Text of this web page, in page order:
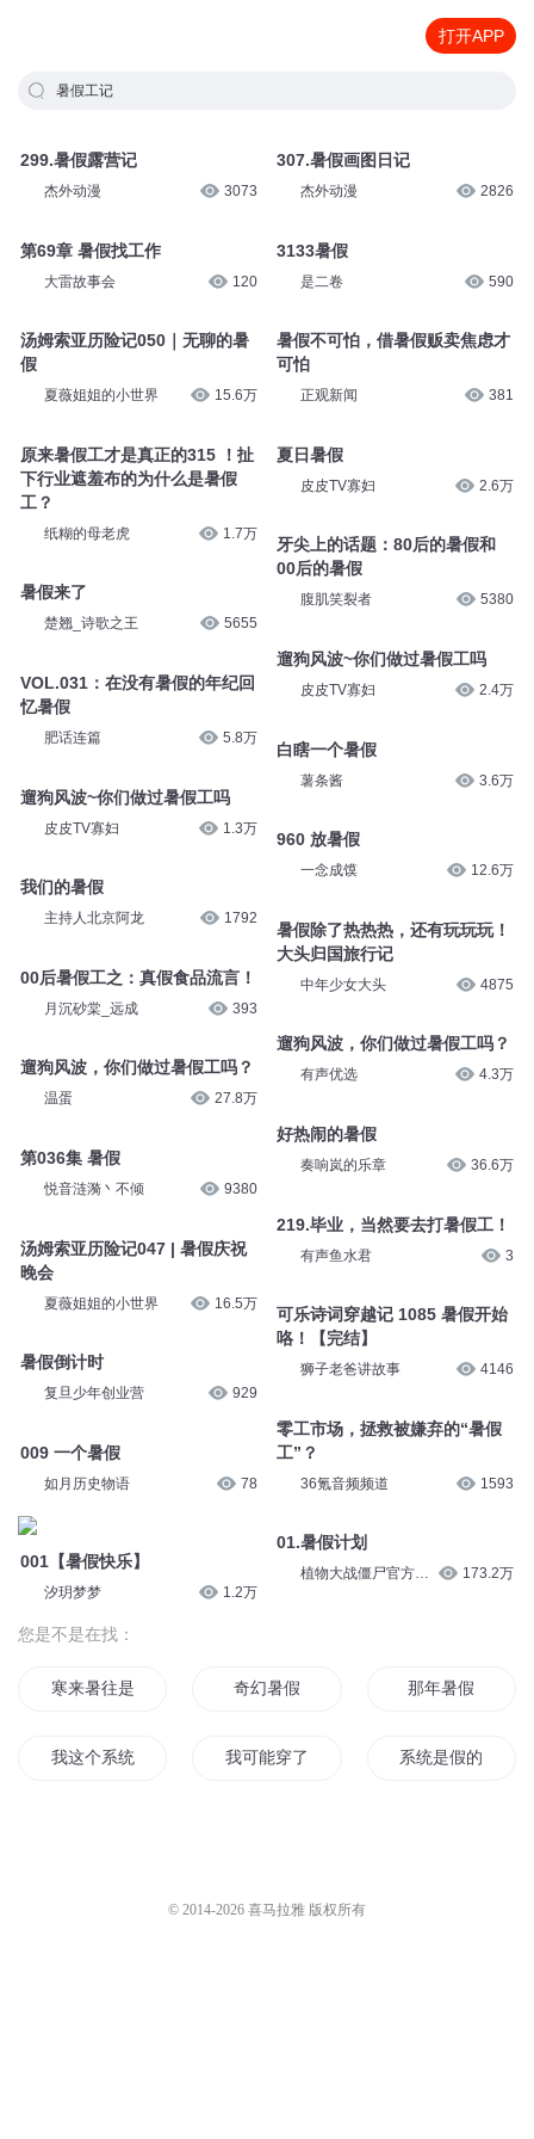
打开APP
暑假工记
299.暑假露营记
杰外动漫 3073
第69章 暑假找工作
大雷故事会 120
汤姆索亚历险记050｜无聊的暑
假
夏薇姐姐的小世界 15.6万
原来暑假工才是真正的315 ！扯
下行业遮羞布的为什么是暑假
工？
纸糊的母老虎 1.7万
暑假来了
楚翘_诗歌之王 5655
VOL.031：在没有暑假的年纪回
忆暑假
肥话连篇 5.8万
遛狗风波~你们做过暑假工吗
皮皮TV寡妇 1.3万
我们的暑假
主持人北京阿龙 1792
00后暑假工之：真假食品流言！
月沉砂棠_远成 393
遛狗风波，你们做过暑假工吗？
温蛋 27.8万
第036集 暑假
悦音涟漪丶不倾 9380
汤姆索亚历险记047 | 暑假庆祝
晚会
夏薇姐姐的小世界 16.5万
暑假倒计时
复旦少年创业营 929
009 一个暑假
如月历史物语 78
001【暑假快乐】
汐玥梦梦 1.2万
307.暑假画图日记
杰外动漫 2826
3133暑假
是二卷 590
暑假不可怕，借暑假贩卖焦虑才
可怕
正观新闻 381
夏日暑假
皮皮TV寡妇 2.6万
牙尖上的话题：80后的暑假和
00后的暑假
腹肌笑裂者 5380
遛狗风波~你们做过暑假工吗
皮皮TV寡妇 2.4万
白瞎一个暑假
薯条酱 3.6万
960 放暑假
一念成馍 12.6万
暑假除了热热热，还有玩玩玩！
大头归国旅行记
中年少女大头 4875
遛狗风波，你们做过暑假工吗？
有声优选 4.3万
好热闹的暑假
奏响岚的乐章 36.6万
219.毕业，当然要去打暑假工！
有声鱼水君 3
可乐诗词穿越记 1085 暑假开始
咯！【完结】
狮子老爸讲故事 4146
零工市场，拯救被嫌弃的“暑假
工”？
36氪音频频道 1593
01.暑假计划
植物大战僵尸官方频
173.2万
您是不是在找：
寒来暑往是今朝 奇幻暑假 那年暑假
我这个系统是假的吧 我可能穿了个假异界 系统是假的
© 2014-2026 喜马拉雅 版权所有